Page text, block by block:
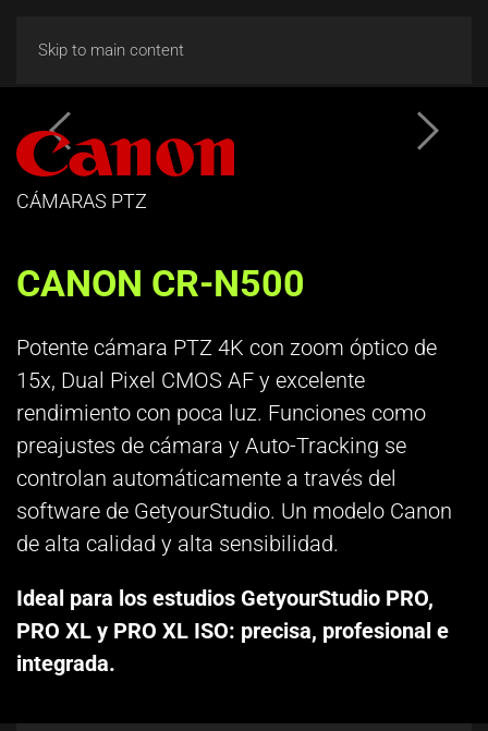
Skip to main content
CÁMARAS PTZ
CANON CR-N500
Potente cámara PTZ 4K con zoom óptico de
15x, Dual Pixel CMOS AF y excelente
rendimiento con poca luz. Funciones como
preajustes de cámara y Auto-Tracking se
controlan automáticamente a través del
software de GetyourStudio. Un modelo Canon
de alta calidad y alta sensibilidad.
Ideal para los estudios GetyourStudio PRO,
PRO XL y PRO XL ISO: precisa, profesional e
integrada.